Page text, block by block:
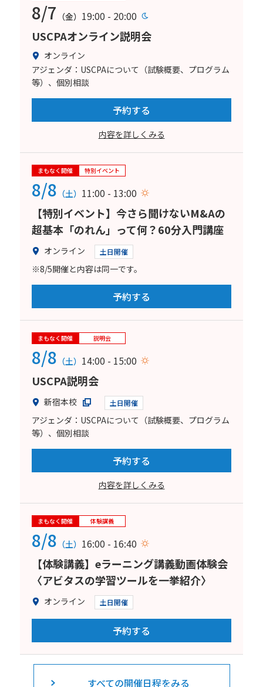
8/7 （金） 19:00 - 20:00
USCPAオンライン説明会
オンライン
アジェンダ：USCPAについて（試験概要、プログラム
等）、個別相談
予約する
内容を詳しくみる
まもなく開催 特別イベント
8/8 （土） 11:00 - 13:00
【特別イベント】今さら聞けないM&Aの
超基本「のれん」って何？60分入門講座
オンライン 土日開催
※8/5開催と内容は同一です。
予約する
まもなく開催 説明会
8/8 （土） 14:00 - 15:00
USCPA説明会
新宿本校 土日開催
アジェンダ：USCPAについて（試験概要、プログラム
等）、個別相談
予約する
内容を詳しくみる
まもなく開催 体験講義
8/8 （土） 16:00 - 16:40
【体験講義】eラーニング講義動画体験会
〈アビタスの学習ツールを一挙紹介〉
オンライン 土日開催
予約する
すべての開催日程をみる